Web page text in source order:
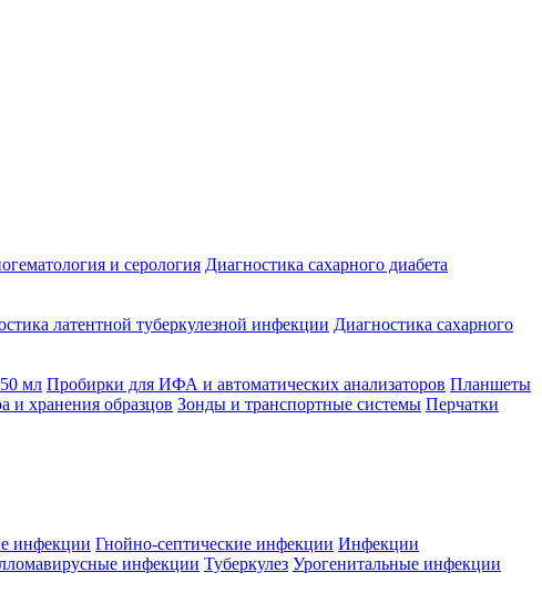
и серология Диагностика сахарного диабета
латентной туберкулезной инфекции Диагностика сахарного
мл Пробирки для ИФА и автоматических анализаторов Планшеты
и хранения образцов Зонды и транспортные системы Перчатки
инфекции Гнойно-септические инфекции Инфекции
инфекции Туберкулез Урогенитальные инфекции